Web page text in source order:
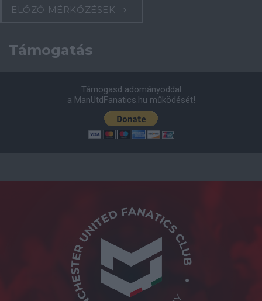
ELŐZŐ MÉRKŐZÉSEK
Támogatás
Támogasd adományoddal
a ManUtdFanatics.hu működését!